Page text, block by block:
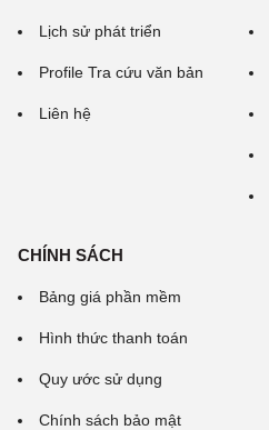
Lịch sử phát triển
Profile Tra cứu văn bản
Liên hệ
CHÍNH SÁCH
Bảng giá phần mềm
Hình thức thanh toán
Quy ước sử dụng
Chính sách bảo mật